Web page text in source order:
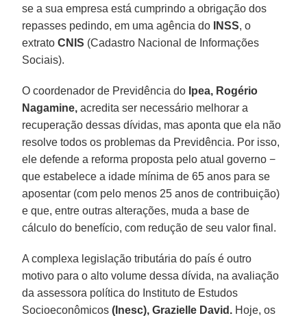
se a sua empresa está cumprindo a obrigação dos
repasses pedindo, em uma agência do
INSS, o
extratoCNIS (Cadastro Nacional de Informações
Sociais).
O coordenador de Previdência do Ipea, Rogério
Nagamine, acredita ser necessário melhorar a
recuperação dessas dívidas, mas aponta que ela não
resolve todos os problemas da Previdência. Por isso,
ele defende a reforma proposta pelo atual governo −
que estabelece a idade mínima de 65 anos para se
aposentar (com pelo menos 25 anos de contribuição)
e que, entre outras alterações, muda a base de
cálculo do benefício, com redução de seu valor final.
A complexa legislação tributária do país é outro
motivo para o alto volume dessa dívida, na avaliação
da assessora política do Instituto de Estudos
Socioeconômicos(Inesc), Grazielle David. Hoje, os